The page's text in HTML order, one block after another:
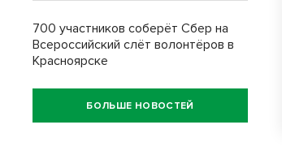
700 участников соберёт Сбер на
Всероссийский слёт волонтёров в
Красноярске
БОЛЬШЕ НОВОСТЕЙ